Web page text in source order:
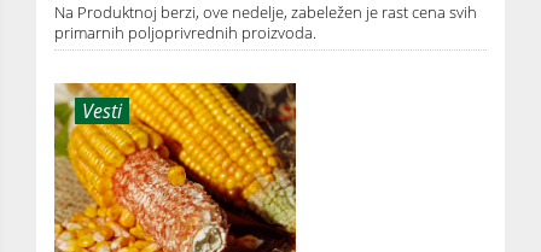
Na Produktnoj berzi, ove nedelje, zabeležen je rast cena svih
primarnih poljoprivrednih proizvoda.
Vesti